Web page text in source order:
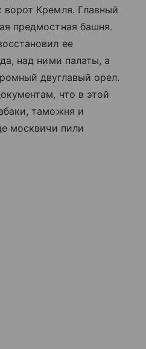
ворот Кремля. Главный
предмостная башня.
ее
над ними палаты, а
двуглавый орел.
что в этой
таможня и
москвичи пили